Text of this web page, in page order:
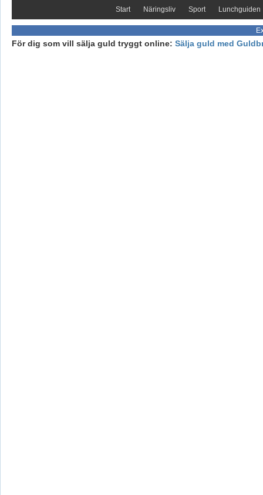
Start Näringsliv Sport Lunchguiden
För dig som vill sälja guld tryggt online: Sälja guld med